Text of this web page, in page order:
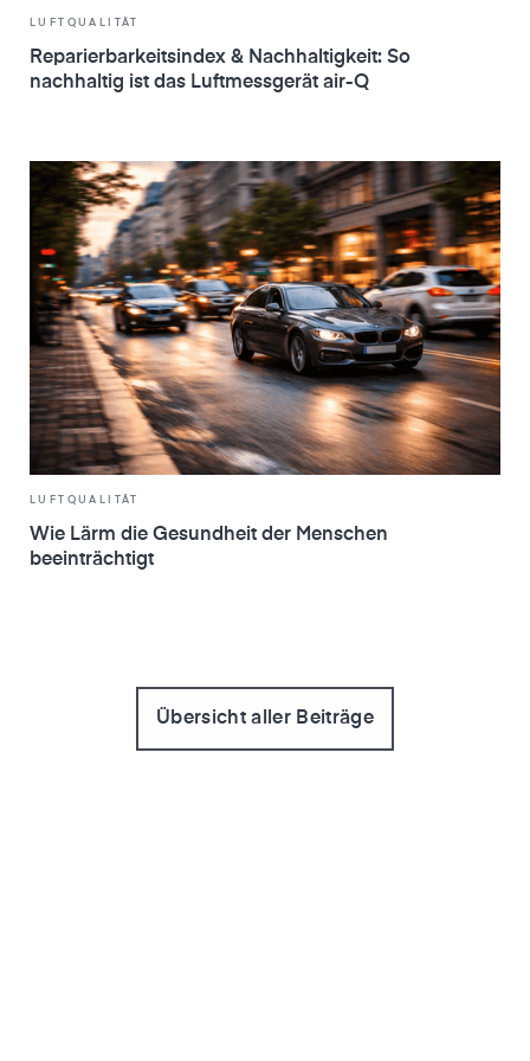
LUFTQUALITÄT
Reparierbarkeitsindex & Nachhaltigkeit: So
nachhaltig ist das Luftmessgerät air-Q
LUFTQUALITÄT
Wie Lärm die Gesundheit der Menschen
beeinträchtigt
Übersicht aller Beiträge